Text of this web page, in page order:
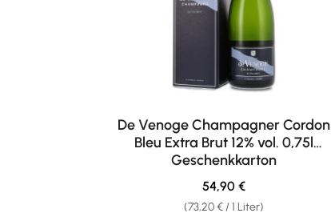
De Venoge Champagner Cordon
Bleu Extra Brut 12% vol. 0,75l
Geschenkkarton
(73,20 € / 1 Liter)
Regulärer Preis:
54,90 €